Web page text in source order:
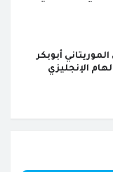
أبوبكر
الإنجليزي